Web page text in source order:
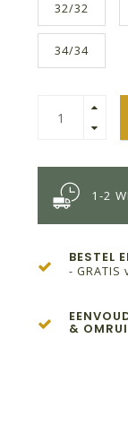
32/32
34/34
1-2
BESTEL
-
&